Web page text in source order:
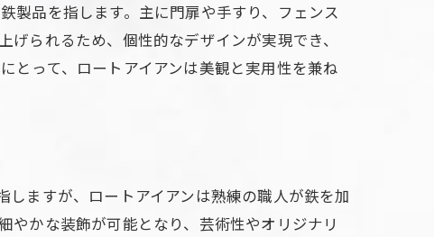
製品を指します。主に門扉や手すり、フェンス
られるため、個性的なデザインが実現でき、
とって、ロートアイアンは美観と実用性を兼ね
ますが、ロートアイアンは熟練の職人が鉄を加
やかな装飾が可能となり、芸術性やオリジナリ